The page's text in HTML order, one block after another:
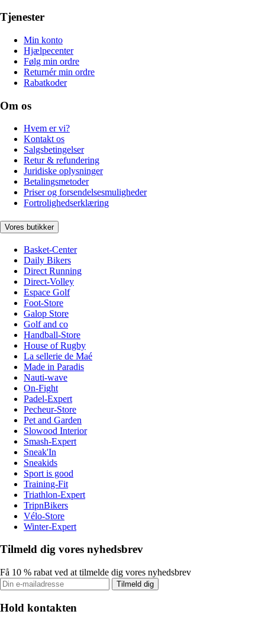
Tjenester
Min konto
Hjælpecenter
Følg min ordre
Returnér min ordre
Rabatkoder
Om os
Hvem er vi?
Kontakt os
Salgsbetingelser
Retur & refundering
Juridiske oplysninger
Betalingsmetoder
Priser og forsendelsesmuligheder
Fortrolighedserklæring
Vores butikker
Basket-Center
Daily Bikers
Direct Running
Direct-Volley
Espace Golf
Foot-Store
Galop Store
Golf and co
Handball-Store
House of Rugby
La sellerie de Maé
Made in Paradis
Nauti-wave
On-Fight
Padel-Expert
Pecheur-Store
Pet and Garden
Slowood Interior
Smash-Expert
Sneak'In
Sneakids
Sport is good
Training-Fit
Triathlon-Expert
TripnBikers
Vélo-Store
Winter-Expert
Tilmeld dig vores nyhedsbrev
Få 10 % rabat ved at tilmelde dig vores nyhedsbrev
Tilmeld dig
Hold kontakten